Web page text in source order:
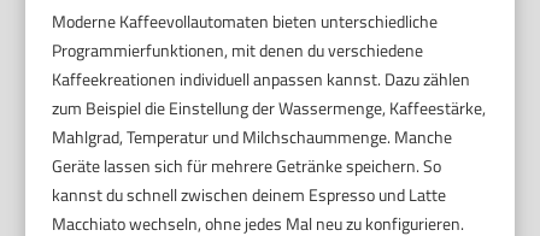
Moderne Kaffeevollautomaten bieten unterschiedliche
Programmierfunktionen, mit denen du verschiedene
Kaffeekreationen individuell anpassen kannst. Dazu zählen
zum Beispiel die Einstellung der Wassermenge, Kaffeestärke,
Mahlgrad, Temperatur und Milchschaummenge. Manche
Geräte lassen sich für mehrere Getränke speichern. So
kannst du schnell zwischen deinem Espresso und Latte
Macchiato wechseln, ohne jedes Mal neu zu konfigurieren.